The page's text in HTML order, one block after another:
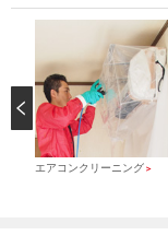
エアコンクリーニング ＞